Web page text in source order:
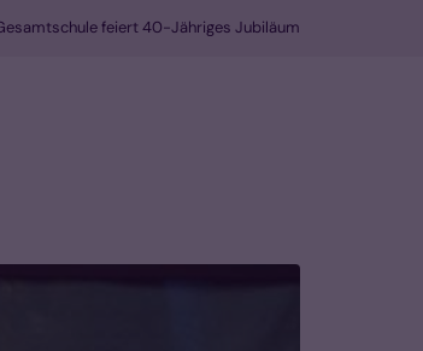
feiert 40-Jähriges Jubiläum